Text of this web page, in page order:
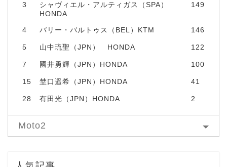
3
シャヴィエル・アルティガス（SPA）
HONDA
149
4 バリー・バルトゥス（BEL）KTM 146
5 山中琉聖（JPN） HONDA 122
7 國井勇輝（JPN）HONDA 100
15 埜口遥希（JPN）HONDA 41
28 有田光（JPN）HONDA 2
Moto2